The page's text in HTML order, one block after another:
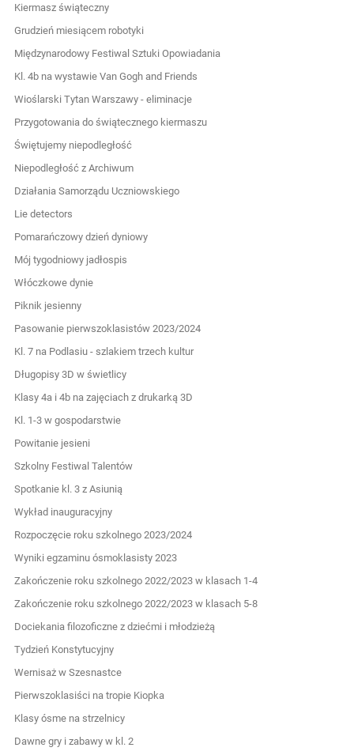
Kiermasz świąteczny
Grudzień miesiącem robotyki
Międzynarodowy Festiwal Sztuki Opowiadania
Kl. 4b na wystawie Van Gogh and Friends
Wioślarski Tytan Warszawy - eliminacje
Przygotowania do świątecznego kiermaszu
Świętujemy niepodległość
Niepodległość z Archiwum
Działania Samorządu Uczniowskiego
Lie detectors
Pomarańczowy dzień dyniowy
Mój tygodniowy jadłospis
Włóczkowe dynie
Piknik jesienny
Pasowanie pierwszoklasistów 2023/2024
Kl. 7 na Podlasiu - szlakiem trzech kultur
Długopisy 3D w świetlicy
Klasy 4a i 4b na zajęciach z drukarką 3D
Kl. 1-3 w gospodarstwie
Powitanie jesieni
Szkolny Festiwal Talentów
Spotkanie kl. 3 z Asiunią
Wykład inauguracyjny
Rozpoczęcie roku szkolnego 2023/2024
Wyniki egzaminu ósmoklasisty 2023
Zakończenie roku szkolnego 2022/2023 w klasach 1-4
Zakończenie roku szkolnego 2022/2023 w klasach 5-8
Dociekania filozoficzne z dziećmi i młodzieżą
Tydzień Konstytucyjny
Wernisaż w Szesnastce
Pierwszoklasiści na tropie Kiopka
Klasy ósme na strzelnicy
Dawne gry i zabawy w kl. 2